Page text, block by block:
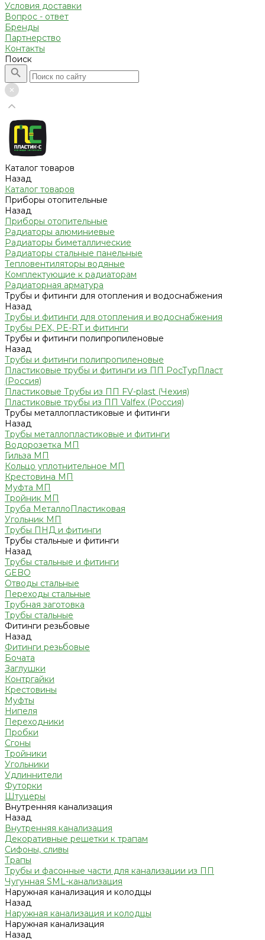
Условия доставки
Вопрос - ответ
Бренды
Партнерство
Контакты
Поиск
Каталог товаров
Назад
Каталог товаров
Приборы отопительные
Назад
Приборы отопительные
Радиаторы алюминиевые
Радиаторы биметаллические
Радиаторы стальные панельные
Тепловентиляторы водяные
Комплектующие к радиаторам
Радиаторная арматура
Трубы и фитинги для отопления и водоснабжения
Назад
Трубы и фитинги для отопления и водоснабжения
Трубы PEX, PE-RT и фитинги
Трубы и фитинги полипропиленовые
Назад
Трубы и фитинги полипропиленовые
Пластиковые трубы и фитинги из ПП РосТурПласт
(Россия)
Пластиковые Трубы из ПП FV-plast (Чехия)
Пластиковые трубы из ПП Valfex (Россия)
Трубы металлопластиковые и фитинги
Назад
Трубы металлопластиковые и фитинги
Водорозетка МП
Гильза МП
Кольцо уплотнительное МП
Крестовина МП
Муфта МП
Тройник МП
Труба МеталлоПластиковая
Угольник МП
Трубы ПНД и фитинги
Трубы стальные и фитинги
Назад
Трубы стальные и фитинги
GEBO
Отводы стальные
Переходы стальные
Трубная заготовка
Трубы стальные
Фитинги резьбовые
Назад
Фитинги резьбовые
Бочата
Заглушки
Контргайки
Крестовины
Муфты
Нипеля
Переходники
Пробки
Сгоны
Тройники
Угольники
Удлиннители
Футорки
Штуцеры
Внутренняя канализация
Назад
Внутренняя канализация
Декоративные решетки к трапам
Сифоны, сливы
Трапы
Трубы и фасонные части для канализации из ПП
Чугунная SML-канализация
Наружная канализация и колодцы
Назад
Наружная канализация и колодцы
Наружная канализация
Назад